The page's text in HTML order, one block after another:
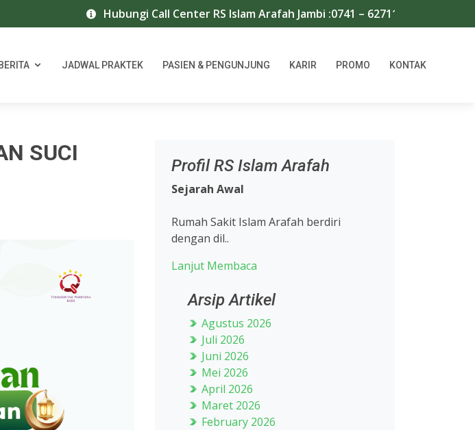
Hubungi Call Center RS Islam Arafah Jambi :0741 – 62711/667966 | WA :
JADWAL PRAKTEK PASIEN & PENGUNJUNG KARIR PROMO KONTAK
SUCI
Profil RS Islam Arafah
Sejarah Awal
Rumah Sakit Islam Arafah berdiri
dengan dil..
Lanjut Membaca
Arsip Artikel
Agustus 2026
Juli 2026
Juni 2026
Mei 2026
April 2026
Maret 2026
February 2026